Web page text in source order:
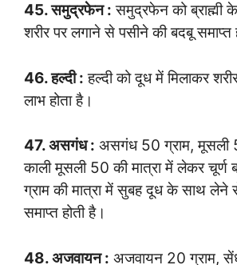
45. समुद्रफेन : समुद्रफेन को ब्राह्मी
शरीर पर लगाने से पसीने की बदबू समाप्त
46. हल्दी : हल्दी को दूध में मिलाकर
लाभ होता है।
47. असगंध : असगंध 50 ग्राम, मूसली
काली मूसली 50 की मात्रा में लेकर
ग्राम की मात्रा में सुबह दूध के साथ लेने से
समाप्त होती है।
48. अजवायन : अजवायन 20 ग्राम,